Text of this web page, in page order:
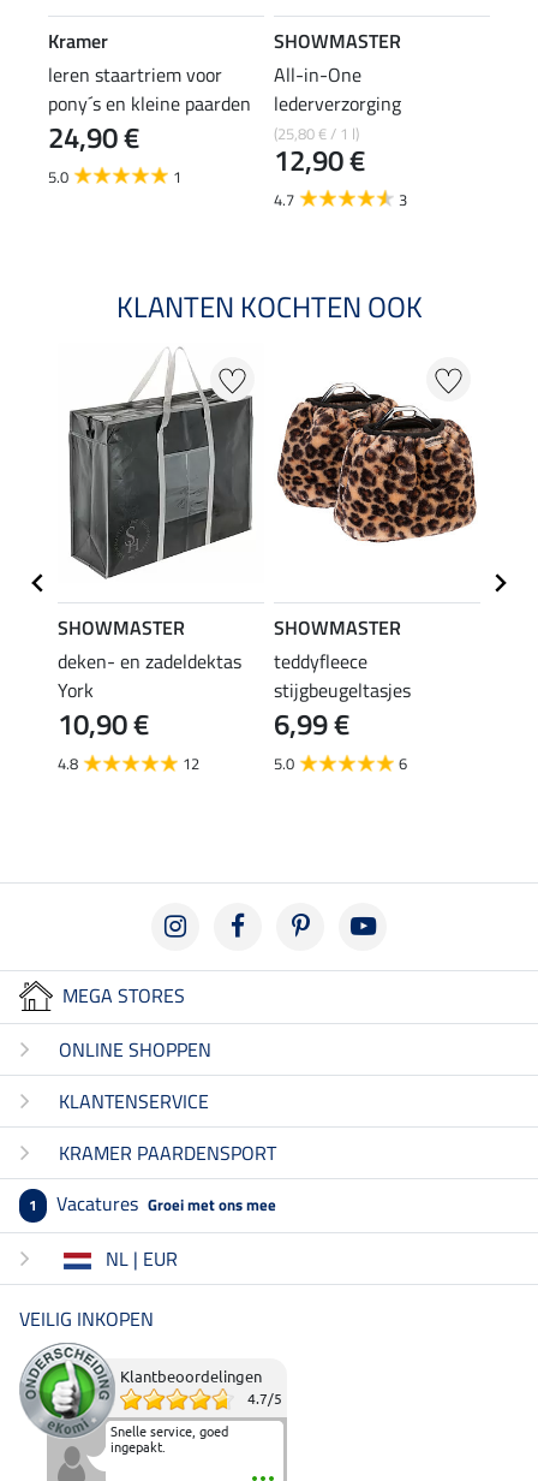
Kramer
leren staartriem voor
pony´s en kleine paarden
24,90 €
5.0 1
SHOWMASTER
All-in-One
lederverzorging
(25,80 € / 1 l)
12,90 €
4.7 3
KLANTEN KOCHTEN OOK
SHOWMASTER
deken- en zadeldektas
York
10,90 €
4.8 12
SHOWMASTER
teddyfleece
stijgbeugeltasjes
6,99 €
5.0 6
MEGA STORES
ONLINE SHOPPEN
KLANTENSERVICE
KRAMER PAARDENSPORT
1 Vacatures Groei met ons mee
NL | EUR
VEILIG INKOPEN
Klantbeoordelingen
4.7/5
Snelle service, goed
ingepakt.